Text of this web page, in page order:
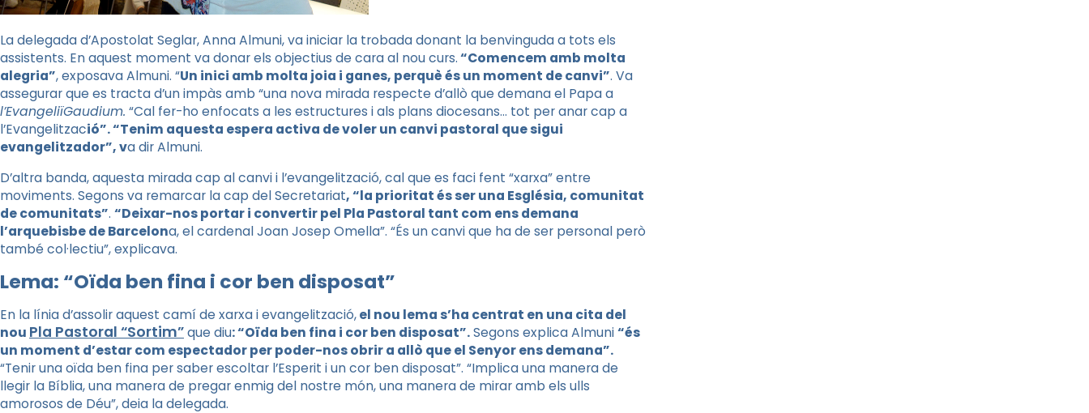
La delegada d’Apostolat Seglar, Anna Almuni, va iniciar la trobada donant la benvinguda a tots els
assistents. En aquest moment va donar els objectius de cara al nou curs.“Comencem amb molta
alegria”, exposava Almuni. “Un inici amb molta joia i ganes, perquè és un moment de canvi”. Va
assegurar que es tracta d’un impàs amb “una nova mirada respecte d’allò que demana el Papa a
l’EvangeliïGaudium. “Cal fer-ho enfocats a les estructures i als plans diocesans… tot per anar cap a
l’Evangelització”. “Tenim aquesta espera activa de voler un canvi pastoral que sigui
evangelitzador”, va dir Almuni.
D’altra banda, aquesta mirada cap al canvi i l’evangelització, cal que es faci fent “xarxa” entre
moviments. Segons va remarcar la cap del Secretariat, “la prioritat és ser una Església, comunitat
de comunitats”. “Deixar-nos portar i convertir pel Pla Pastoral tant com ens demana
l’arquebisbe de Barcelona, el cardenal Joan Josep Omella”. “És un canvi que ha de ser personal però
també col·lectiu”, explicava.
Lema: “Oïda ben fina i cor ben disposat”
En la línia d’assolir aquest camí de xarxa i evangelització,el nou lema s’ha centrat en una cita del
nou Pla Pastoral “Sortim”que diu: “Oïda ben fina i cor ben disposat”.Segons explica Almuni“és
un moment d’estar com espectador per poder-nos obrir a allò que el Senyor ens demana”.
“Tenir una oïda ben fina per saber escoltar l’Esperit i un cor ben disposat”. “Implica una manera de
llegir la Bíblia, una manera de pregar enmig del nostre món, una manera de mirar amb els ulls
amorosos de Déu”, deia la delegada.